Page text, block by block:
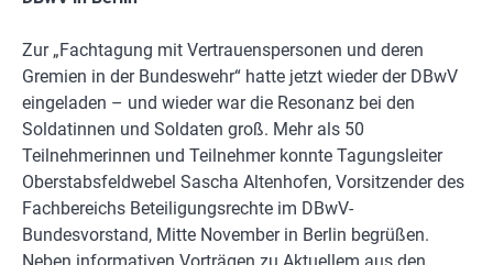
Zur „Fachtagung mit Vertrauenspersonen und deren
Gremien in der Bundeswehr“ hatte jetzt wieder der DBwV
eingeladen – und wieder war die Resonanz bei den
Soldatinnen und Soldaten groß. Mehr als 50
Teilnehmerinnen und Teilnehmer konnte Tagungsleiter
Oberstabsfeldwebel Sascha Altenhofen, Vorsitzender des
Fachbereichs Beteiligungsrechte im DBwV-
Bundesvorstand, Mitte November in Berlin begrüßen.
Neben informativen Vorträgen zu Aktuellem aus den